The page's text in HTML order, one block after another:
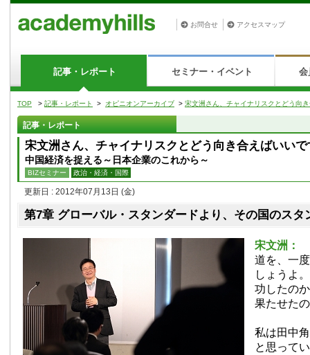
お問合せ アクセスマップ
記事・レポート セミナー・イベント 会
TOP > 記事・レポート > オピニオンアーカイブ > 宋文洲さん、チャイナリスクとどう向
記事・レポート
宋文洲さん、チャイナリスクとどう向き合えばいい
中国経済を捉える～日本企業のこれから～
BIZセミナー 政治・経済・国際
更新日 : 2012年07月13日 (金)
第7章 グローバル・スタンダードより、その国のスタ
宋文洲：
道を、一
しょうよ
功したの
果たせた
私は田中
と思って